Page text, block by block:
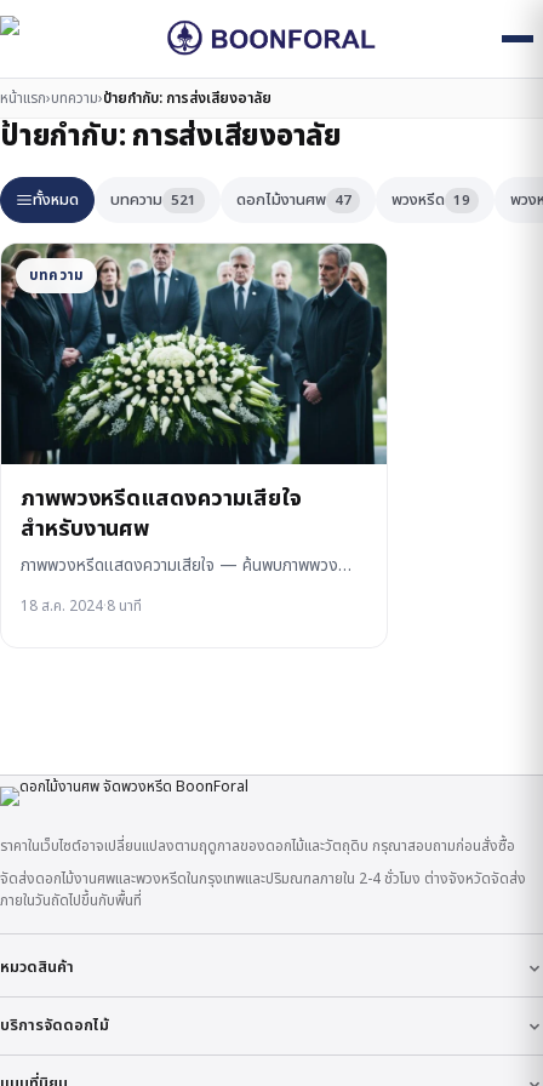
หน้าแรก›บทความ›ป้ายกำกับ: การส่งเสียงอาลัย
ป้ายกำกับ:การส่งเสียงอาลัย
ทั้งหมด บทความ 521 ดอกไม้งานศพ 47 พวงหรีด 19 พวง
บทความ
ภาพพวงหรีดแสดงความเสียใจ
สำหรับงานศพ
ภาพพวงหรีดแสดงความเสียใจ — ค้นพบภาพพวง…
18 ส.ค. 2024·8 นาที
ราคาในเว็บไซต์อาจเปลี่ยนแปลงตามฤดูกาลของดอกไม้และวัตถุดิบ กรุณาสอบถามก่อนสั่งซื้อ
จัดส่งดอกไม้งานศพและพวงหรีดในกรุงเทพและปริมณฑลภายใน 2-4 ชั่วโมง ต่างจังหวัดจัดส่ง
ภายในวันถัดไปขึ้นกับพื้นที่
หมวดสินค้า
บริการจัดดอกไม้